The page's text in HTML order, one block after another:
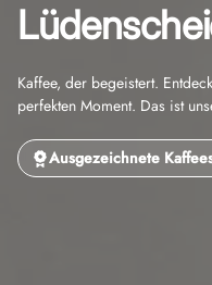
Kaffee, der begeistert.
perfekten Moment. Das ist
Ausgezeichnete